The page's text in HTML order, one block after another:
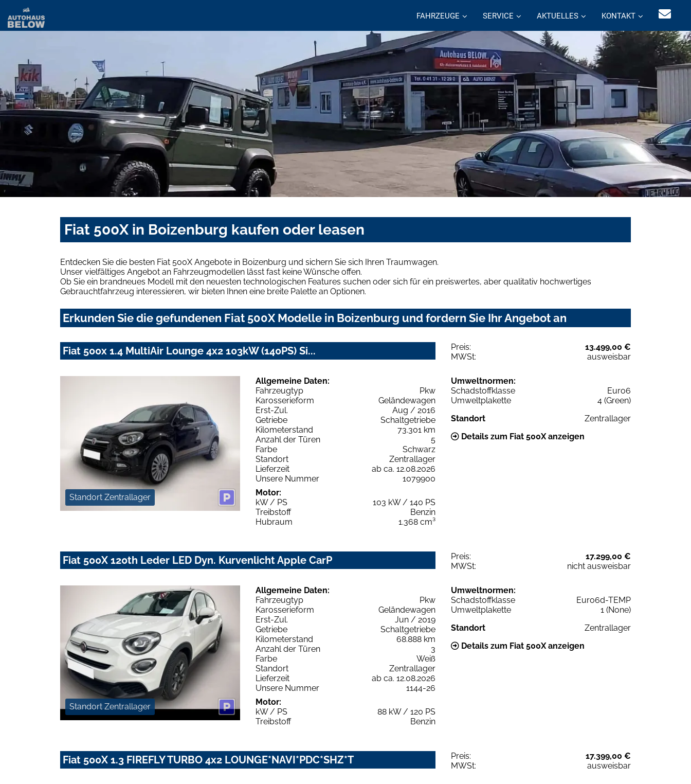
FAHRZEUGE SERVICE AKTUELLES KONTAKT
Fiat 500X in Boizenburg kaufen oder leasen
Entdecken Sie die besten Fiat 500X Angebote in Boizenburg und sichern Sie sich Ihren Traumwagen.
Unser vielfältiges Angebot an Fahrzeugmodellen lässt fast keine Wünsche offen.
Ob Sie ein brandneues Modell mit den neuesten technologischen Features suchen oder sich für ein preiswertes, aber qualitativ hochwertiges
Gebrauchtfahrzeug interessieren, wir bieten Ihnen eine breite Palette an Optionen.
Erkunden Sie die gefundenen Fiat 500X Modelle in Boizenburg und fordern Sie Ihr Angebot an
Fiat 500x 1.4 MultiAir Lounge 4x2 103kW (140PS) Si... Preis:
13.499,00 €
MWSt:
ausweisbar
Standort Zentrallager
Allgemeine Daten:
Fahrzeugtyp
Pkw
Karosserieform
Geländewagen
Erst-Zul.
Aug / 2016
Getriebe
Schaltgetriebe
Kilometerstand
73.301 km
Anzahl der Türen
5
Farbe
Schwarz
Standort
Zentrallager
Lieferzeit
ab ca. 12.08.2026
Unsere Nummer
1079900
Motor:
kW / PS
103 kW / 140 PS
Treibstoff
Benzin
Hubraum
1.368 cm³
Umweltnormen:
Schadstoffklasse
Euro6
Umweltplakette
4 (Green)
Standort
Zentrallager
Details zum Fiat 500X anzeigen
Fiat 500X 120th Leder LED Dyn. Kurvenlicht Apple CarP Preis:
17.299,00 €
MWSt:
nicht ausweisbar
Standort Zentrallager
Allgemeine Daten:
Fahrzeugtyp
Pkw
Karosserieform
Geländewagen
Erst-Zul.
Jun / 2019
Getriebe
Schaltgetriebe
Kilometerstand
68.888 km
Anzahl der Türen
3
Farbe
Weiß
Standort
Zentrallager
Lieferzeit
ab ca. 12.08.2026
Unsere Nummer
1144-26
Motor:
kW / PS
88 kW / 120 PS
Treibstoff
Benzin
Umweltnormen:
Schadstoffklasse
Euro6d-TEMP
Umweltplakette
1 (None)
Standort
Zentrallager
Details zum Fiat 500X anzeigen
Fiat 500X 1.3 FIREFLY TURBO 4x2 LOUNGE*NAVI*PDC*SHZ*T Preis:
17.399,00 €
MWSt:
ausweisbar